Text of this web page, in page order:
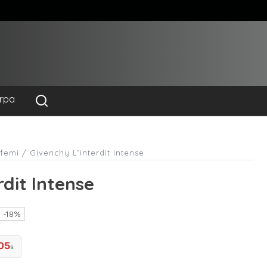
/ Givenchy L’interdit Intense
Intense
-18%
s